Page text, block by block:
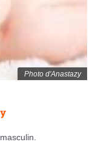
Photo d'Anastazy